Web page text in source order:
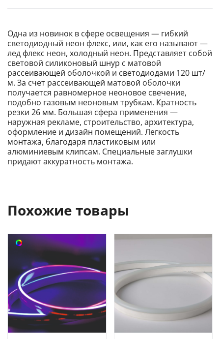
Одна из новинок в сфере освещения — гибкий
светодиодный неон флекс, или, как его называют —
лед флекс неон, холодный неон. Представляет собой
световой силиконовый шнур с матовой
рассеивающей оболочкой и светодиодами 120 шт/
м. За счет рассеивающей матовой оболочки
получается равномерное неоновое свечение,
подобно газовым неоновым трубкам. Кратность
резки 26 мм. Большая сфера применения —
наружная рекламе, строительство, архитектура,
оформление и дизайн помещений. Легкость
монтажа, благодаря пластиковым или
алюминиевым клипсам. Специальные заглушки
придают аккуратность монтажа.
Похожие товары